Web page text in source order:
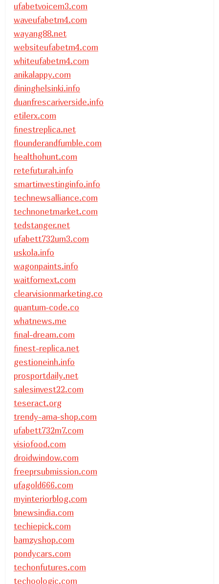
ufabetvoicem3.com
waveufabetm4.com
wayang88.net
websiteufabetm4.com
whiteufabetm4.com
anikalappy.com
dininghelsinki.info
duanfrescariverside.info
etilerx.com
finestreplica.net
flounderandfumble.com
healthohunt.com
retefuturah.info
smartinvestinginfo.info
technewsalliance.com
technonetmarket.com
tedstanger.net
ufabett732um3.com
uskola.info
wagonpaints.info
waitfornext.com
clearvisionmarketing.co
quantum-code.co
whatnews.me
final-dream.com
finest-replica.net
gestioneinh.info
prosportdaily.net
salesinvest22.com
teseract.org
trendy-ama-shop.com
ufabett732m7.com
visiofood.com
droidwindow.com
freeprsubmission.com
ufagold666.com
myinteriorblog.com
bnewsindia.com
techiepick.com
bamzyshop.com
pondycars.com
techonfutures.com
techoologic.com